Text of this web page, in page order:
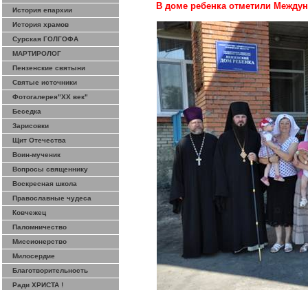
История епархии
История храмов
Сурская ГОЛГОФА
МАРТИРОЛОГ
Пензенские святыни
Святые источники
Фотогалерея"ХХ век"
Беседка
Зарисовки
Щит Отечества
Воин-мученик
Вопросы священнику
Воскресная школа
Православные чудеса
Ковчежец
Паломничество
Миссионерство
Милосердие
Благотворительность
Ради ХРИСТА !
В доме ребенка отметили